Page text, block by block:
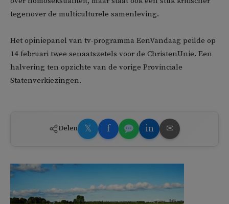
tegenover de multiculturele samenleving.
Het opiniepanel van tv-programma EenVandaag peilde op
14 februari twee senaatszetels voor de ChristenUnie. Een
halvering ten opzichte van de vorige Provinciale
Statenverkiezingen.
Delen 𝕏 f in ✉